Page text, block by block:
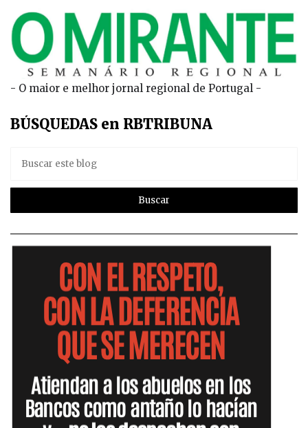
- O maior e melhor jornal regional de Portugal -
BÚSQUEDAS en RBTRIBUNA